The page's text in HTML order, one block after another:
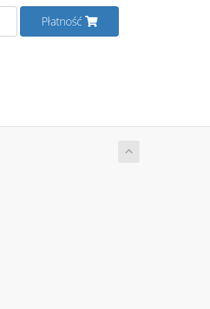
Płatność